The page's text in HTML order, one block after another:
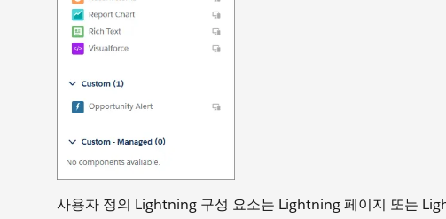
사용자 정의 Lightning 구성 요소는 Lightning 페이지 또는